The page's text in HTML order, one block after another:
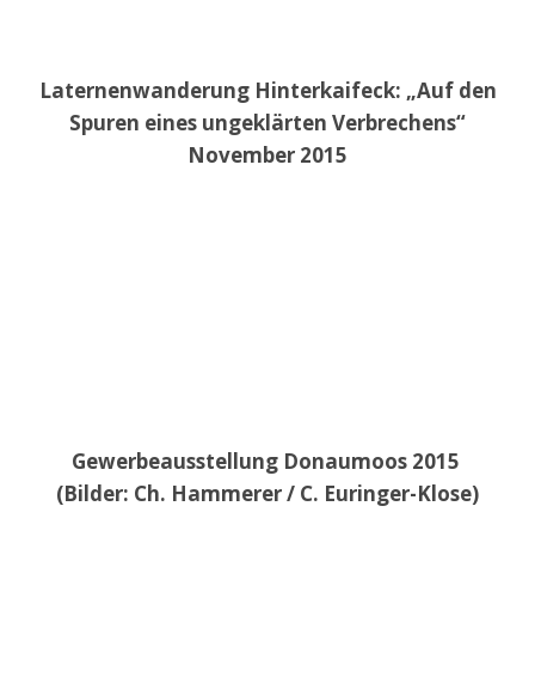
Laternenwanderung Hinterkaifeck: „Auf den
Spuren eines ungeklärten Verbrechens“
November 2015
Gewerbeausstellung Donaumoos 2015
(Bilder: Ch. Hammerer / C. Euringer-Klose)